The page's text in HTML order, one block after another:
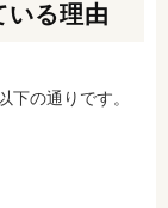
いる理由
下の通りです。